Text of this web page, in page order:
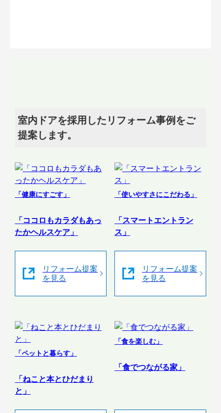
室内ドアを採用したリフォーム事例をご
提案します。
「健康にすごす」
「ココロもカラダもあっ
たかヘルスケア」
リフォーム提案
を見る
「使いやすさにこだわる」
「スマートエントラン
ス」
リフォーム提案
を見る
「ペットと暮らす」
「ねこと本とひだまり
と」
「食を楽しむ」
「食でつながる家」